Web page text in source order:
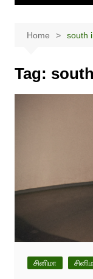
Home south
Tag:
சினிமா